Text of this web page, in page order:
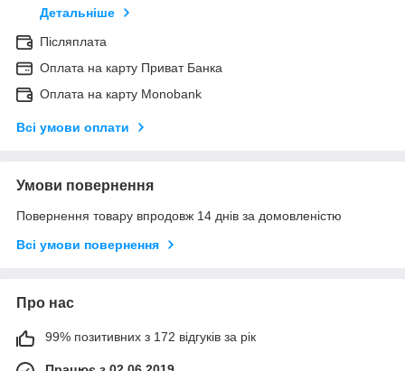
Детальніше
Післяплата
Оплата на карту Приват Банка
Оплата на карту Monobank
Всі умови оплати
Умови повернення
Повернення товару впродовж 14 днів за домовленістю
Всі умови повернення
Про нас
99% позитивних з 172 відгуків за рік